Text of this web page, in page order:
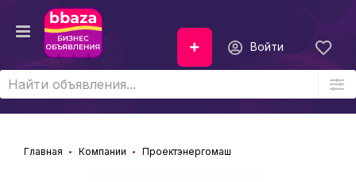
Войти
Главная Компании Проектэнергомаш